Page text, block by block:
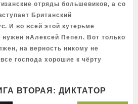
отряды большевиков, а со
Британский
И во всей этой кутерьме
яАлексей Пепел. Вот только
на верность никому не
господа хорошие к чёрту
ВТОРАЯ: ДИКТАТОР